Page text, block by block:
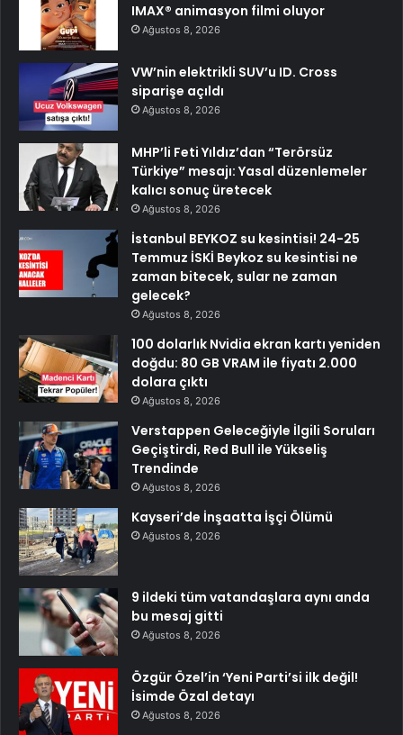
IMAX® animasyon filmi oluyor
Ağustos 8, 2026
VW’nin elektrikli SUV’u ID. Cross
siparişe açıldı
Ağustos 8, 2026
MHP’li Feti Yıldız’dan “Terörsüz
Türkiye” mesajı: Yasal düzenlemeler
kalıcı sonuç üretecek
Ağustos 8, 2026
İstanbul BEYKOZ su kesintisi! 24-25
Temmuz İSKİ Beykoz su kesintisi ne
zaman bitecek, sular ne zaman
gelecek?
Ağustos 8, 2026
100 dolarlık Nvidia ekran kartı yeniden
doğdu: 80 GB VRAM ile fiyatı 2.000
dolara çıktı
Ağustos 8, 2026
Verstappen Geleceğiyle İlgili Soruları
Geçiştirdi, Red Bull ile Yükseliş
Trendinde
Ağustos 8, 2026
Kayseri’de İnşaatta İşçi Ölümü
Ağustos 8, 2026
9 ildeki tüm vatandaşlara aynı anda
bu mesaj gitti
Ağustos 8, 2026
Özgür Özel’in ‘Yeni Parti’si ilk değil!
İsimde Özal detayı
Ağustos 8, 2026